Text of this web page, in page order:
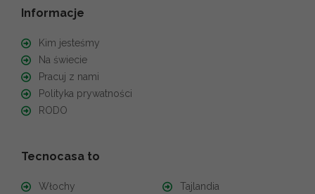
Informacje
Kim jesteśmy
Na świecie
Pracuj z nami
Polityka prywatności
RODO
Tecnocasa to
Włochy
Tajlandia